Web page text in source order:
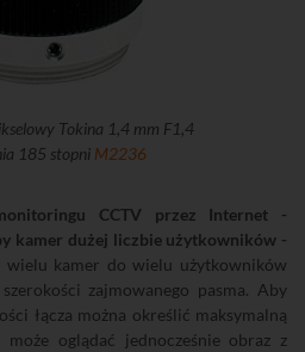
Tokina 1,4 mm F1,4
185 stopni M2236
CCTV przez Internet -
kamer dużej liczbie użytkowników -
wielu kamer do wielu użytkowników
zajmowanego pasma. Aby
łącza można określić maksymalną
oglądać jednocześnie obraz z